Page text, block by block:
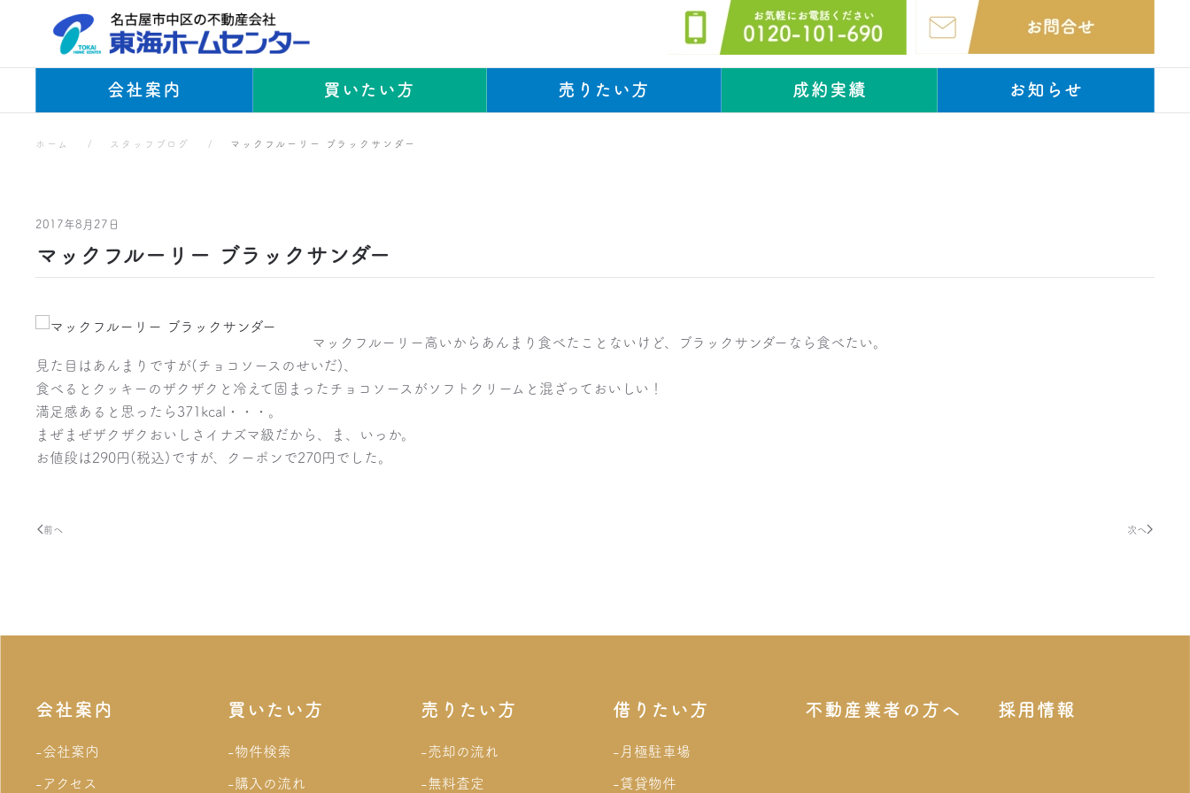
Skip to main content
会社案内 買いたい方 売りたい方 成約実績 お知らせ
スタッフブログ
ホーム スタッフブログ マックフルーリー ブラックサンダー
2017年8月27日
マックフルーリー ブラックサンダー
マックフルーリー高いからあんまり食べたことないけど、ブラックサンダーなら食べたい。
見た目はあんまりですが(チョコソースのせいだ)、
食べるとクッキーのザクザクと冷えて固まったチョコソースがソフトクリームと混ざっておいしい！
満足感あると思ったら371kcal・・・。
まぜまぜザクザクおいしさイナズマ級だから、ま、いっか。
お値段は290円(税込)ですが、クーポンで270円でした。
前へ 次へ
会社案内
-会社案内
-アクセス
買いたい方
-物件検索
-購入の流れ
売りたい方
-売却の流れ
-無料査定
借りたい方
-月極駐車場
-賃貸物件
不動産業者の方へ 採用情報